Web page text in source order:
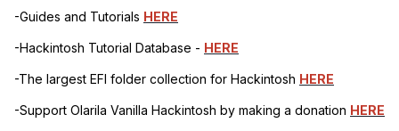
-Guides and Tutorials HERE
-Hackintosh Tutorial Database - HERE
-The largest EFI folder collection for Hackintosh HERE
-Support Olarila Vanilla Hackintosh by making a donation HERE